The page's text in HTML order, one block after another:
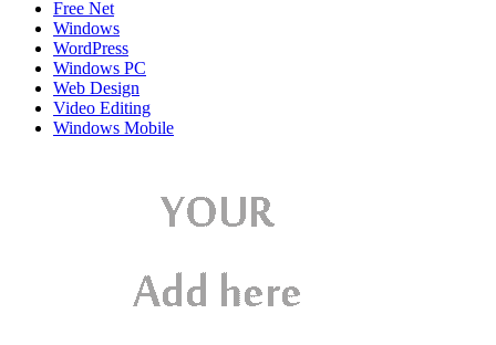
Free Net
Windows
WordPress
Windows PC
Web Design
Video Editing
Windows Mobile